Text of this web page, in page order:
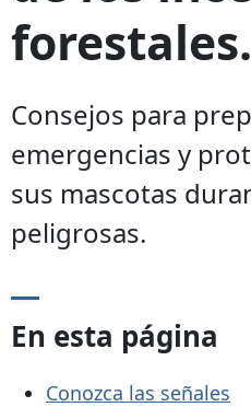
forestales.
Consejos para
emergencias y
sus mascotas
peligrosas.
En esta página
Conozca las señales